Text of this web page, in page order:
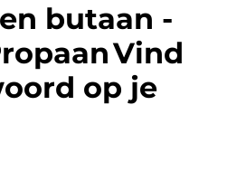
butaan -
Vind
op je